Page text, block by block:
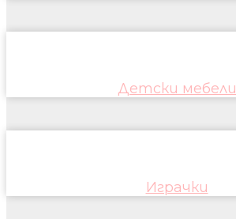
Детски мебели
Играчки